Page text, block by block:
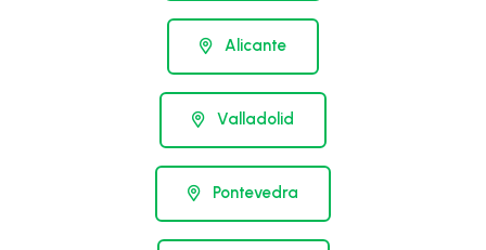
Alicante
Valladolid
Pontevedra